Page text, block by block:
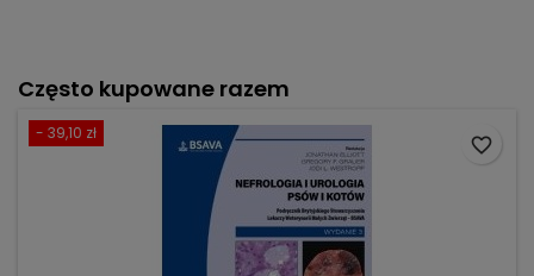
Często kupowane razem
- 39,10 zł
favorite_border